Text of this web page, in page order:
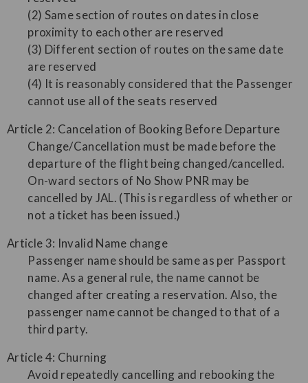
(2) Same section of routes on dates in close
proximity to each other are reserved
(3) Different section of routes on the same date
are reserved
(4) It is reasonably considered that the Passenger
cannot use all of the seats reserved
Article 2: Cancelation of Booking Before Departure
Change/Cancellation must be made before the
departure of the flight being changed/cancelled.
On-ward sectors of No Show PNR may be
cancelled by JAL. (This is regardless of whether or
not a ticket has been issued.)
Article 3: Invalid Name change
Passenger name should be same as per Passport
name. As a general rule, the name cannot be
changed after creating a reservation. Also, the
passenger name cannot be changed to that of a
third party.
Article 4: Churning
Avoid repeatedly cancelling and rebooking the